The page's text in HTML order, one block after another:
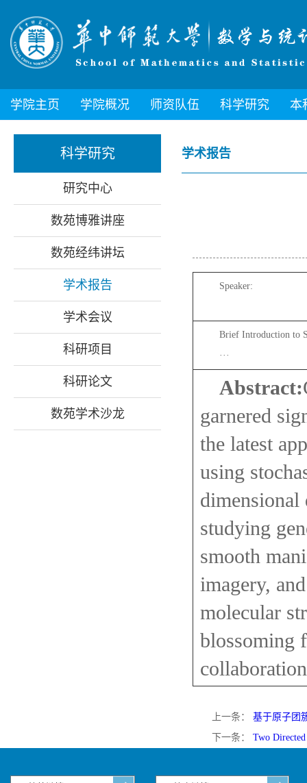
学院主页 学院概况 师资队伍 科学研究 本
科学研究
研究中心
数苑博雅讲座
数苑经纬讲坛
学术报告
学术会议
科研项目
科研论文
数苑学术沙龙
学术报告
Speaker:
Brief Introduction to
···
Abstract:
garnered
the latest
using
studying
smooth
imagery,
molecular
blossoming
上一条： 基于原子团
下一条： Two